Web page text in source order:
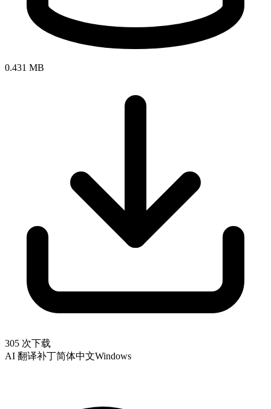
0.431 MB
305 次下载
AI 翻译补丁简体中文Windows